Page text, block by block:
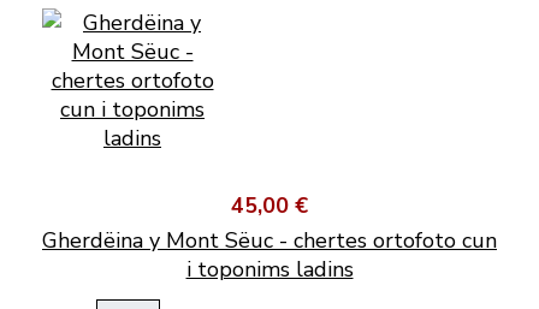
45,00 €
Gherdëina y Mont Sëuc - chertes ortofoto cun
i toponims ladins